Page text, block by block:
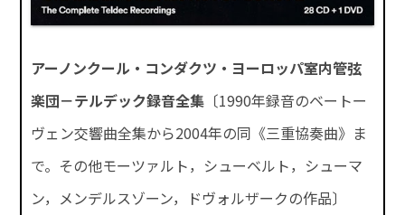
アーノンクール・コンダクツ・ヨーロッパ室内管弦
楽団－テルデック録音全集 〔1990年録音のベートー
ヴェン交響曲全集から2004年の同《三重協奏曲》ま
で。その他モーツァルト，シューベルト，シューマ
ン，メンデルスゾーン，ドヴォルザークの作品〕